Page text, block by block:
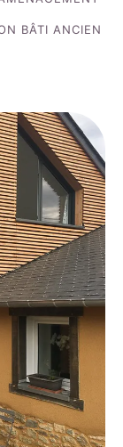
BÂTI ANCIEN